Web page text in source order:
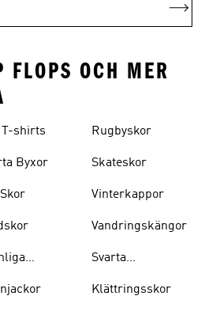
OCH MER
T-shirts
Byxor
Rugbyskor
Skateskor
Vinterkappor
Vandringskängor
Svarta
Klättringsskor